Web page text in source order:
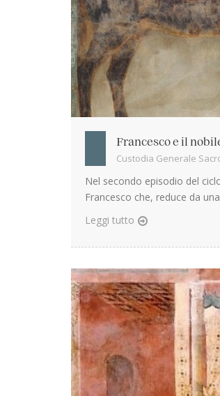
Francesco e il
Custodia Generale
Nel secondo episodio del
Francesco che, reduce da
Leggi tutto